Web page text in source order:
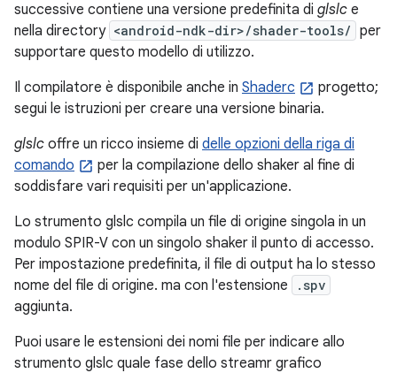
successive contiene una versione predefinita di glslc e
nella directory <android-ndk-dir>/shader-tools/ per
supportare questo modello di utilizzo.
Il compilatore è disponibile anche in Shaderc
progetto;
segui le istruzioni per creare una versione binaria.
glslc offre un ricco insieme di delle opzioni della riga di
comando
per la compilazione dello shaker al fine di
soddisfare vari requisiti per un'applicazione.
Lo strumento glslc compila un file di origine singola in un
modulo SPIR-V con un singolo shaker il punto di accesso.
Per impostazione predefinita, il file di output ha lo stesso
nome del file di origine. ma con l'estensione
.spv
aggiunta.
Puoi usare le estensioni dei nomi file per indicare allo
strumento glslc quale fase dello streamr grafico